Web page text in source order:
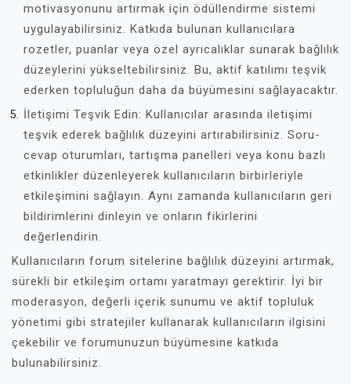
motivasyonunu artırmak için ödüllendirme sistemi
uygulayabilirsiniz. Katkıda bulunan kullanıcılara
rozetler, puanlar veya özel ayrıcalıklar sunarak bağlılık
düzeylerini yükseltebilirsiniz. Bu, aktif katılımı teşvik
ederken topluluğun daha da büyümesini sağlayacaktır.
İletişimi Teşvik Edin: Kullanıcılar arasında iletişimi
teşvik ederek bağlılık düzeyini artırabilirsiniz. Soru-
cevap oturumları, tartışma panelleri veya konu bazlı
etkinlikler düzenleyerek kullanıcıların birbirleriyle
etkileşimini sağlayın. Aynı zamanda kullanıcıların geri
bildirimlerini dinleyin ve onların fikirlerini
değerlendirin.
Kullanıcıların forum sitelerine bağlılık düzeyini artırmak,
sürekli bir etkileşim ortamı yaratmayı gerektirir. İyi bir
moderasyon, değerli içerik sunumu ve aktif topluluk
yönetimi gibi stratejiler kullanarak kullanıcıların ilgisini
çekebilir ve forumunuzun büyümesine katkıda
bulunabilirsiniz.